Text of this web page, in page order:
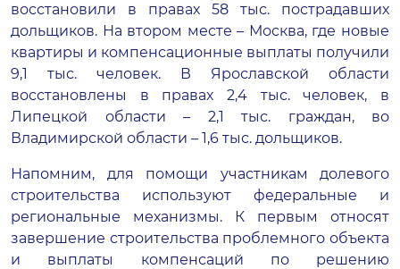
восстановили в правах 58 тыс. пострадавших
дольщиков. На втором месте – Москва, где новые
квартиры и компенсационные выплаты получили
9,1 тыс. человек. В Ярославской области
восстановлены в правах 2,4 тыс. человек, в
Липецкой области – 2,1 тыс. граждан, во
Владимирской области – 1,6 тыс. дольщиков.
Напомним, для помощи участникам долевого
строительства используют федеральные и
региональные механизмы. К первым относят
завершение строительства проблемного объекта
и выплаты компенсаций по решению